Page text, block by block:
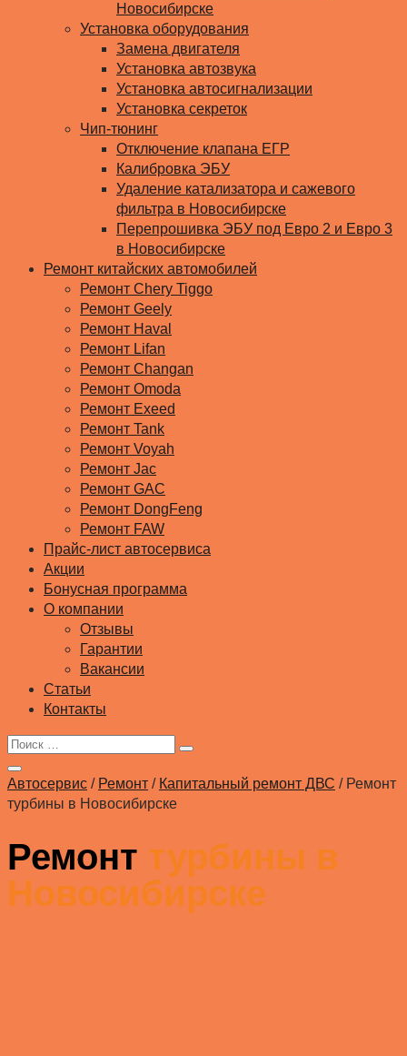
Новосибирске
Установка оборудования
Замена двигателя
Установка автозвука
Установка автосигнализации
Установка секреток
Чип-тюнинг
Отключение клапана ЕГР
Калибровка ЭБУ
Удаление катализатора и сажевого
фильтра в Новосибирске
Перепрошивка ЭБУ под Евро 2 и Евро 3
в Новосибирске
Ремонт китайских автомобилей
Ремонт Chery Tiggo
Ремонт Geely
Ремонт Haval
Ремонт Lifan
Ремонт Changan
Ремонт Omoda
Ремонт Exeed
Ремонт Tank
Ремонт Voyah
Ремонт Jac
Ремонт GAC
Ремонт DongFeng
Ремонт FAW
Прайс-лист автосервиса
Акции
Бонусная программа
О компании
Отзывы
Гарантии
Вакансии
Статьи
Контакты
Автосервис / Ремонт / Капитальный ремонт ДВС / Ремонт
турбины в Новосибирске
Ремонт турбины в
Новосибирске